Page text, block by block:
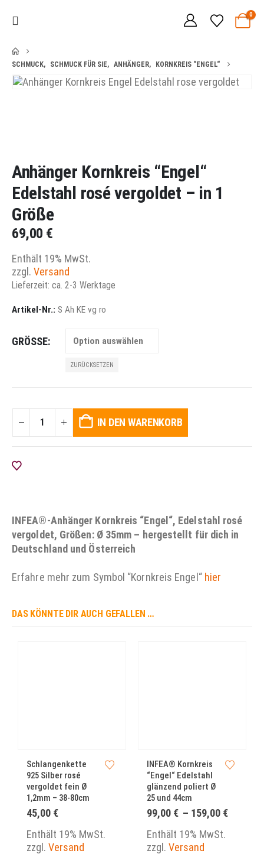
0
SCHMUCK, SCHMUCK FÜR SIE, ANHÄNGER, KORNKREIS “ENGEL“
Anhänger Kornkreis “Engel“
Edelstahl rosé vergoldet – in 1
Größe
69,00 €
Enthält 19% MwSt.
zzgl. Versand
Lieferzeit: ca. 2-3 Werktage
Artikel-Nr.: S Ah KE vg ro
GRÖSSE
ZURÜCKSETZEN
IN DEN WARENKORB
INFEA®-Anhänger Kornkreis “Engel“, Edelstahl rosé
vergoldet, Größen: Ø 35mm – hergestellt für dich in
Deutschland und Österreich
Erfahre mehr zum Symbol “Kornkreis Engel“ hier
DAS KÖNNTE DIR AUCH GEFALLEN …
Schlangenkette
925 Silber rosé
vergoldet fein Ø
1,2mm – 38-80cm
45,00 €
Enthält 19% MwSt.
zzgl. Versand
INFEA® Kornkreis
“Engel“ Edelstahl
glänzend poliert Ø
25 und 44cm
99,00 € – 159,00 €
Enthält 19% MwSt.
zzgl. Versand